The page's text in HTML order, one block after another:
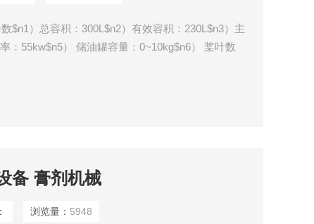
$n1）总容积：300L$n2）有效容积：230L$n3）主
：55kw$n5） 储油罐容量：0~10kg$n6） 桨叶数
备 膏剂机械
浏览量： 5948